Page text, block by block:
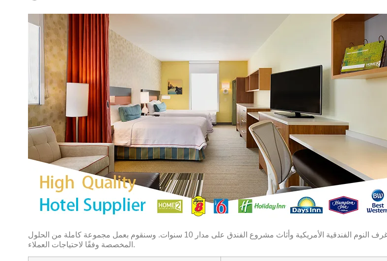
نحن مصنع للأثاث في نينغبو، الصين. نحن متخصصون في تصنيع مجموعة غرف النوم الفندقية الأمريكية وأثاث مشروع الفندق على مدار 10 سنوات. وسنقوم بعمل مجموعة كاملة من الحلول
المخصصة وفقًا لاحتياجات العملاء.